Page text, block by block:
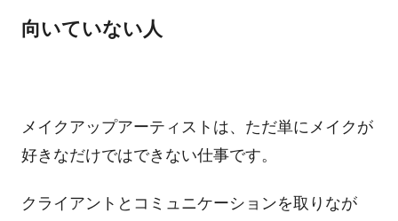
向いていない人
メイクアップアーティストは、ただ単にメイクが
好きなだけではできない仕事です。
クライアントとコミュニケーションを取りなが